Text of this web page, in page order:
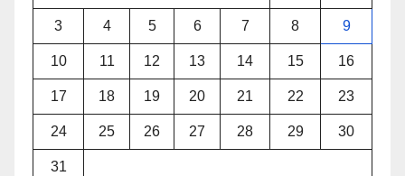
3 4 5 6 7 8 9
10 11 12 13 14 15 16
17 18 19 20 21 22 23
24 25 26 27 28 29 30
31